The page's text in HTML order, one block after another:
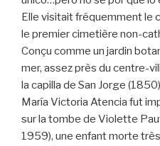
Elle visitait fréquemment le
le premier cimetière non-
Conçu comme un jardin
mer, assez près du centre-
la capilla de San Jorge
María Victoria Atencia fut
sur la tombe de Violette
1959), une enfant morte